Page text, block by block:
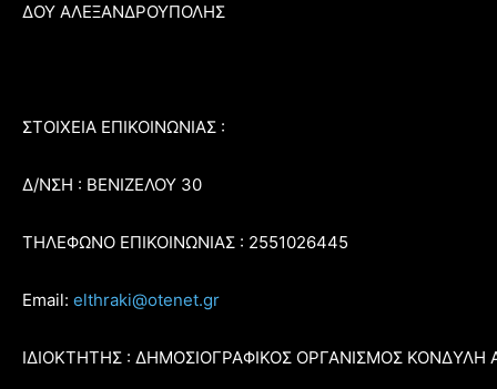
ΔΟΥ ΑΛΕΞΑΝΔΡΟΥΠΟΛΗΣ
ΣΤΟΙΧΕΙΑ ΕΠΙΚΟΙΝΩΝΙΑΣ :
Δ/ΝΣΗ : ΒΕΝΙΖΕΛΟΥ 30
ΤΗΛΕΦΩΝΟ ΕΠΙΚΟΙΝΩΝΙΑΣ : 2551026445
Email: elthraki@otenet.gr
ΙΔΙΟΚΤΗΤΗΣ : ΔΗΜΟΣΙΟΓΡΑΦΙΚΟΣ ΟΡΓΑΝΙΣΜΟΣ ΚΟΝΔΥΛΗ